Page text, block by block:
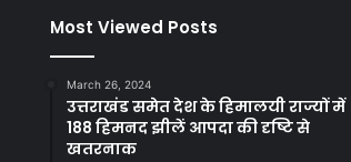
Most Viewed Posts
March 26, 2024
उत्तराखंड समेत देश के हिमालयी राज्यों में
188 हिमनद झीलें आपदा की दृष्टि से
खतरनाक